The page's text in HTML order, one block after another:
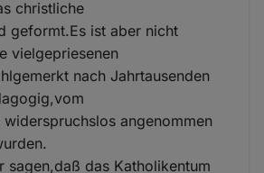
christliche
geformt.Es ist aber nicht
vielgepriesenen
nach Jahrtausenden
angenommen
sagen,daß das Katholikentum